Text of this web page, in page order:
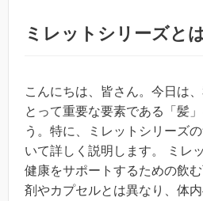
ミレットシリーズと
こんにちは、皆さん。今日は
とって重要な要素である「髪
う。特に、ミレットシリーズ
いて詳しく説明します。 ミレ
健康をサポートするための飲
剤やカプセルとは異なり、体